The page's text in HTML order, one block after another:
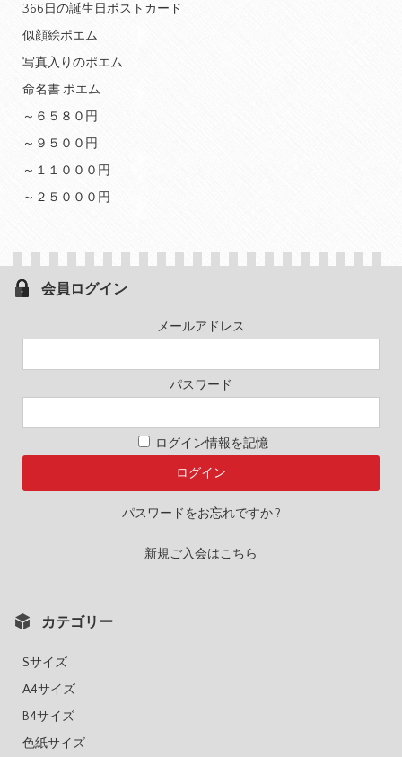
366日の誕生日ポストカード
似顔絵ポエム
写真入りのポエム
命名書 ポエム
～６５８０円
～９５００円
～１１０００円
～２５０００円
会員ログイン
メールアドレス
パスワード
ログイン情報を記憶
パスワードをお忘れですか ?
新規ご入会はこちら
カテゴリー
Sサイズ
A4サイズ
B4サイズ
色紙サイズ